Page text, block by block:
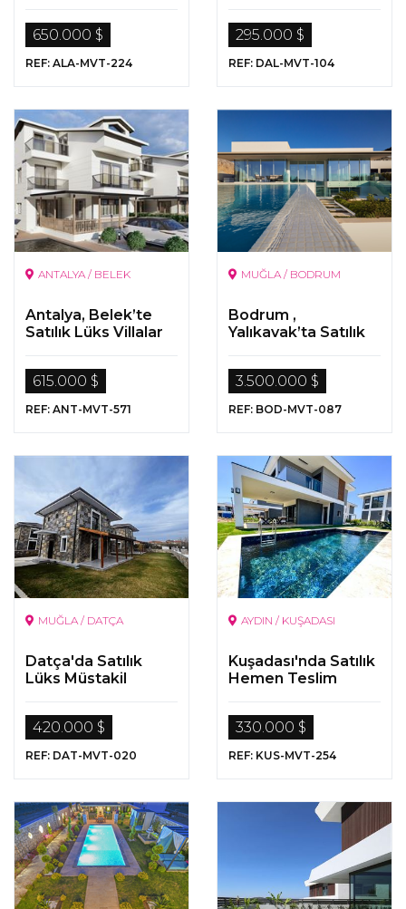
650.000 $
REF: ALA-MVT-224
295.000 $
REF: DAL-MVT-104
ANTALYA / BELEK
Antalya, Belek’te
Satılık Lüks Villalar
615.000 $
REF: ANT-MVT-571
MUĞLA / BODRUM
Bodrum ,
Yalıkavak’ta Satılık
Manzaralı Müstakil
Villa
3.500.000 $
REF: BOD-MVT-087
MUĞLA / DATÇA
Datça'da Satılık
Lüks Müstakil
420.000 $
REF: DAT-MVT-020
AYDIN / KUŞADASI
Kuşadası'nda Satılık
Hemen Teslim
330.000 $
REF: KUS-MVT-254